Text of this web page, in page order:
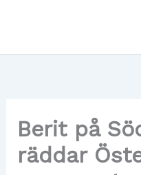
Berit på
räddar